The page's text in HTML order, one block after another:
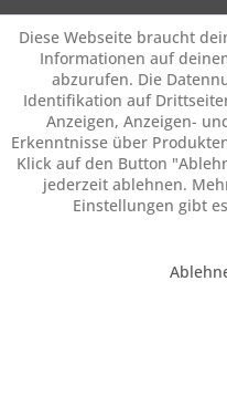
Diese Webseite braucht
Informationen auf
abzurufen. Die
Identifikation auf
Anzeigen, Anzeigen-
Erkenntnisse über
Klick auf den Button
jederzeit ablehnen.
Einstellungen gibt